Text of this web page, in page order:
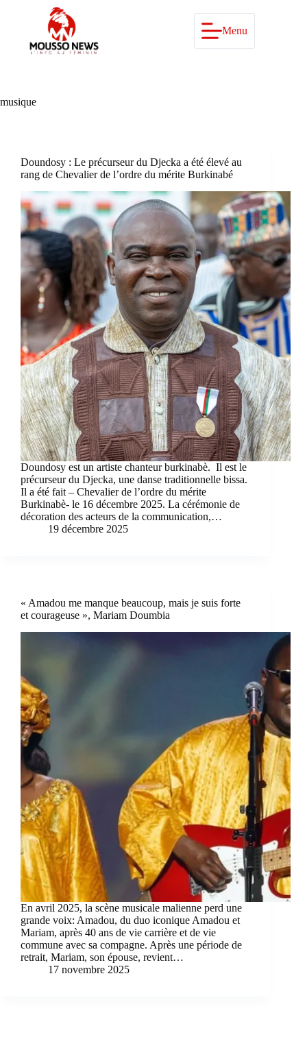
Menu
musique
Doundosy : Le précurseur du Djecka a été élevé au
rang de Chevalier de l’ordre du mérite Burkinabé
Doundosy est un artiste chanteur burkinabè. Il est le
précurseur du Djecka, une danse traditionnelle bissa.
Il a été fait – Chevalier de l’ordre du mérite
Burkinabè- le 16 décembre 2025. La cérémonie de
décoration des acteurs de la communication,…
19 décembre 2025
« Amadou me manque beaucoup, mais je suis forte
et courageuse », Mariam Doumbia
En avril 2025, la scène musicale malienne perd une
grande voix: Amadou, du duo iconique Amadou et
Mariam, après 40 ans de vie carrière et de vie
commune avec sa compagne. Après une période de
retrait, Mariam, son épouse, revient…
17 novembre 2025